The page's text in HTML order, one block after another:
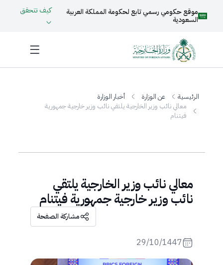
موقع حكومي رسمي تابع لحكومة المملكة العربية
السعودية
كيف تتحقق
الرئيسية عن الوزارة
أخبار الوزارة
معالي نائب وزير الخارجية يلتقي نائب وزير خارجية جمهورية
فيتنام
معالي نائب وزير الخارجية يلتقي
نائب وزير خارجية جمهورية فيتنام
مشاركة الصفحة
29/10/1447